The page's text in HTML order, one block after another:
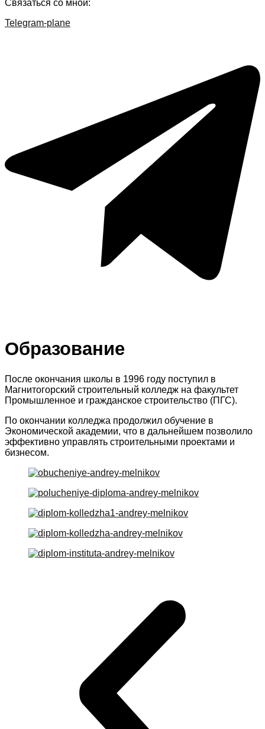
Связаться со мной:
Telegram-plane
Образование
После окончания школы в 1996 году поступил в
Магнитогорский строительный колледж на факультет
Промышленное и гражданское строительство (ПГС).
По окончании колледжа продолжил обучение в
Экономической академии, что в дальнейшем позволило
эффективно управлять строительными проектами и
бизнесом.